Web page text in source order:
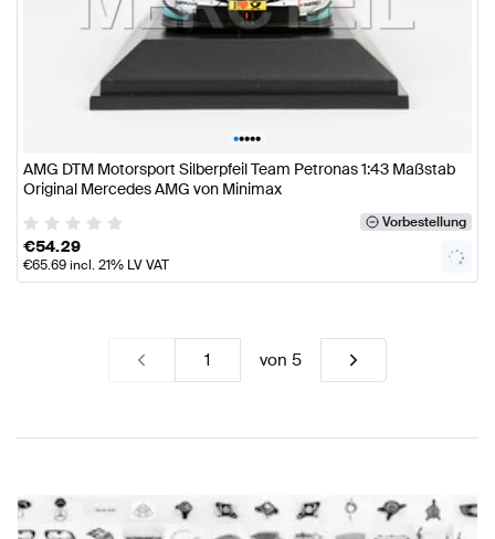
•••••
AMG DTM Motorsport Silberpfeil Team Petronas 1:43 Maßstab
Original Mercedes AMG von Minimax
Vorbestellung
€54.29
€65.69incl. 21% LV VAT
von 5